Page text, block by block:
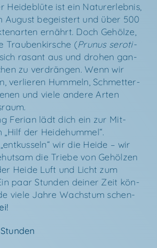
Hei­de­blü­te ist ein Natur­er­leb­nis,
August begeis­tert und über 500
ernährt. Doch Gehöl­ze,
Trau­ben­kir­sche (Pru­nus sero­ti­
rasant aus und dro­hen gan­
zu ver­drän­gen. Wenn wir
ver­lie­ren Hum­meln, Schmet­ter­
und vie­le ande­re Arten
Feri­an lädt dich ein zur Mit­
der Heidehummel“.
wir die Hei­de – wir
die Trie­be von Gehöl­zen
Hei­de Luft und Licht zum
paar Stun­den dei­ner Zeit kön­
vie­le Jah­re Wachs­tum schen­